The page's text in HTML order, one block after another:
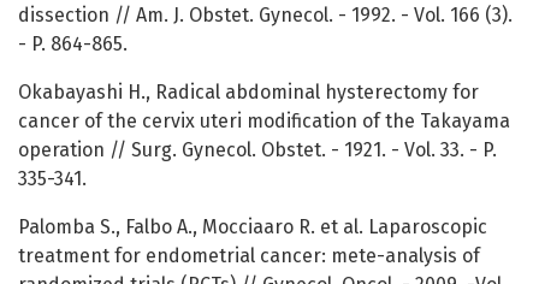
dissection // Am. J. Obstet. Gynecol. - 1992. - Vol. 166 (3).
- P. 864-865.
Okabayashi H., Radical abdominal hysterectomy for
cancer of the cervix uteri modification of the Takayama
operation // Surg. Gynecol. Obstet. - 1921. - Vol. 33. - P.
335-341.
Palomba S., Falbo A., Mocciaaro R. et al. Laparoscopic
treatment for endometrial cancer: mete-analysis of